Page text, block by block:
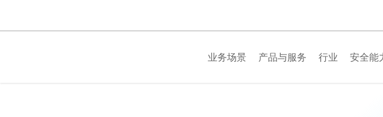
业务场景 产品与服务 行业 安全能